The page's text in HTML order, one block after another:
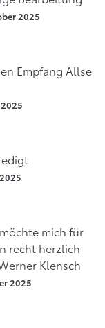
2025
Empfang Allse
mich für
recht herzlich
Klensch
2025